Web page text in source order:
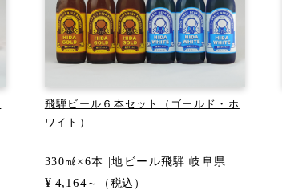
飛騨ビール６本セット（ゴールド・ホ
ワイト）
330㎖×6本 |地ビール飛騨|岐阜県
¥ 4,164 ～（税込）